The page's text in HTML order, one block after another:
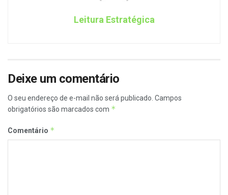
Leitura Estratégica
Deixe um comentário
O seu endereço de e-mail não será publicado. Campos
obrigatórios são marcados com *
Comentário *